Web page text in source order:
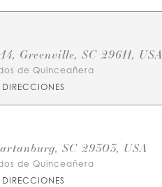
Greenville, SC 29611, USA
de Quinceañera
DIRECCIONES
SC 29303, USA
de Quinceañera
DIRECCIONES